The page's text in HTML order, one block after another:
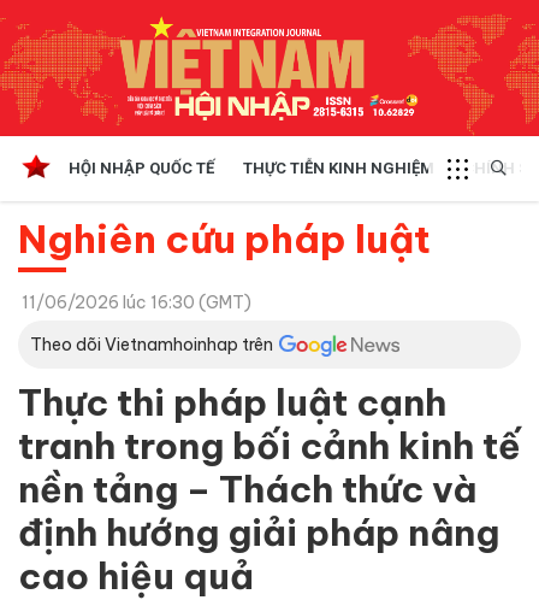
HỘI NHẬP QUỐC TẾ THỰC TIỄN KINH NGHIỆM CHÍNH
Nghiên cứu pháp luật
11/06/2026 lúc 16:30 (GMT)
Theo dõi Vietnamhoinhap trên
Thực thi pháp luật cạnh
tranh trong bối cảnh kinh tế
nền tảng – Thách thức và
định hướng giải pháp nâng
cao hiệu quả